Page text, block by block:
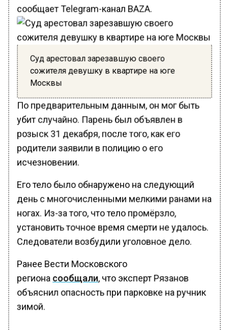
сообщает Telegram-канал BAZA.
Суд арестовал зарезавшую своего
сожителя девушку в квартире на юге
Москвы
По предварительным данным, он мог быть
убит случайно. Парень был объявлен в
розыск 31 декабря, после того, как его
родители заявили в полицию о его
исчезновении.
Его тело было обнаружено на следующий
день с многочисленными мелкими ранами на
ногах. Из-за того, что тело промёрзло,
установить точное время смерти не удалось.
Следователи возбудили уголовное дело.
Ранее Вести Московского
регионасообщали, что эксперт Рязанов
объяснил опасность при парковке на ручник
зимой.